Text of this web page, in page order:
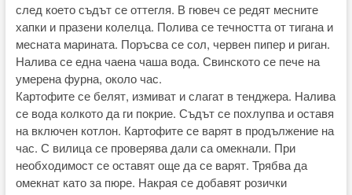
след което съдът се оттегля. В гювеч се редят месните
хапки и празени колелца. Полива се течността от тигана и
месната марината. Поръсва се сол, червен пипер и риган.
Налива се една чаена чаша вода. Свинското се пече на
умерена фурна, около час.
Картофите се белят, измиват и слагат в тенджера. Налива
се вода колкото да ги покрие. Съдът се похлупва и оставя
на включен котлон. Картофите се варят в продължение на
час. С вилица се проверява дали са омекнали. При
необходимост се оставят още да се варят. Трябва да
омекнат като за пюре. Накрая се добавят розички